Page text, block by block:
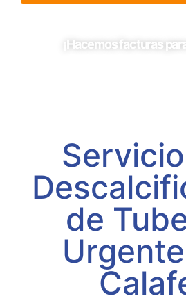
¡Hacemos facturas
de